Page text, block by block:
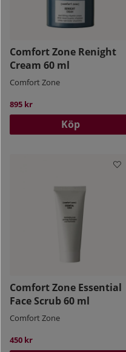
Comfort Zone Renight
Cream 60 ml
Comfort Zone
895 kr
Köp
Comfort Zone Essential
Face Scrub 60 ml
Comfort Zone
450 kr